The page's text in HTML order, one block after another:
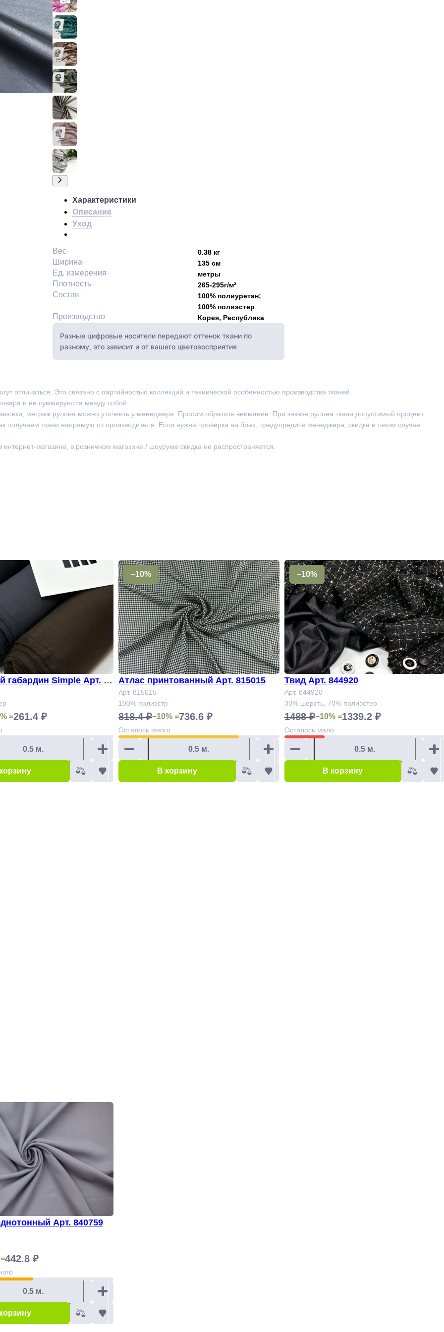
Характеристики
Описание
Уход
Вес 0.38 кг
Ширина 135 см
Ед. измерения метры
Плотность 265-295г/м²
Состав
100% полиуретан;
100% полиэстер
Производство Корея, Республика
Разные цифровые носители передают оттенок ткани по
разному, это зависит и от вашего цветовосприятия
отличаться. Это связано с партийностью коллекций и технической особенностью производства тканей.
и не суммируются между собой.
метраж рулона можно уточнить у менеджера. Просим обратить внимание. При заказе рулона ткани допустимый процент
получаем ткани напрямую от производителя. Если нужна проверка на брак, предупредите менеджера, скидка в таком случае
магазине, в розничном магазине / шоуруме скидка не распространяется.
габардин Simple Арт. 84
=261.4 ₽
−10%
Атлас принтованный Арт. 815015
Арт. 815015
100% полиэстр
818.4 ₽−10% =736.6 ₽
Осталось много
В корзину
−10%
Твид Арт. 844920
Арт. 844920
30% шерсть, 70% полиэстер
1488 ₽−10% =1339.2 ₽
Осталось мало
В корзину
Арт. 840759
442.8 ₽